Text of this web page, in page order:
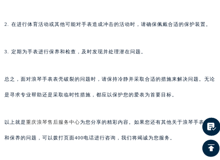
2. 在进行体育活动或其他可能对手表造成冲击的活动时，请确保佩戴合适的保护装置。
3. 定期为手表进行保养和检查，及时发现并处理潜在问题。
总之，面对浪琴手表表壳破裂的问题时，请保持冷静并采取合适的措施来解决问题。无论
是寻求专业帮助还是采取临时性措施，都应以保护您的爱表为首要目标。
以上就是重庆浪琴售后服务中心为您分享的精彩内容。如果您还有其他关于浪琴手表维护
和保养的问题，可以拨打页面400电话进行咨询，我们将竭诚为您服务。